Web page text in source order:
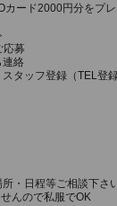
カード2000円分をプ
応募
連絡
タッフ登録（TEL登
・日程等ご相談下さ
んので私服でOK